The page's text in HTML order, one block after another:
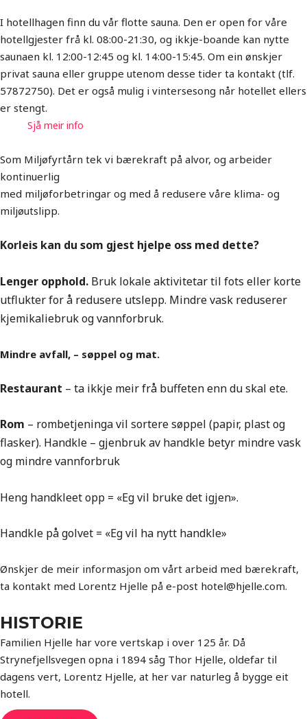
I hotellhagen finn du vår flotte sauna. Den er open for våre
hotellgjester frå kl. 08:00-21:30, og ikkje-boande kan nytte
saunaen kl. 12:00-12:45 og kl. 14:00-15:45. Om ein ønskjer
privat sauna eller gruppe utenom desse tider ta kontakt (tlf.
57872750). Det er også mulig i vintersesong når hotellet ellers
er stengt.
Sjå meir info
Som Miljøfyrtårn tek vi bærekraft på alvor, og arbeider
kontinuerlig
med miljøforbetringar og med å redusere våre klima- og
miljøutslipp.
Korleis kan du som gjest hjelpe oss med dette?
Lenger opphold. Bruk lokale aktivitetar til fots eller korte
utflukter for å redusere utslepp. Mindre vask reduserer
kjemikaliebruk og vannforbruk.
Mindre avfall, – søppel og mat.
Restaurant – ta ikkje meir frå buffeten enn du skal ete.
Rom – rombetjeninga vil sortere søppel (papir, plast og
flasker). Handkle – gjenbruk av handkle betyr mindre vask
og mindre vannforbruk
Heng handkleet opp = «Eg vil bruke det igjen».
Handkle på golvet = «Eg vil ha nytt handkle»
Ønskjer de meir informasjon om vårt arbeid med bærekraft,
ta kontakt med Lorentz Hjelle på e-post hotel@hjelle.com.
HISTORIE
Familien Hjelle har vore vertskap i over 125 år. Då
Strynefjellsvegen opna i 1894 såg Thor Hjelle, oldefar til
dagens vert, Lorentz Hjelle, at her var naturleg å bygge eit
hotell.